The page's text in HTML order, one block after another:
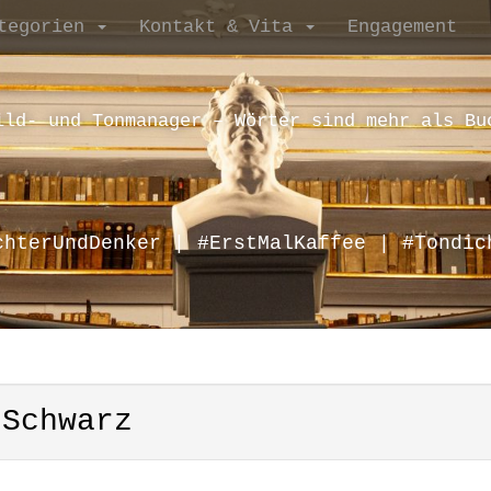
Kontakt & Vita Engagement
und Tonmanager – Wörter sind mehr als
| #ErstMalKaffee |